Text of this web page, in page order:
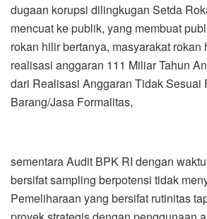
dugaan korupsi dilingkugan Setda
mencuat ke publik, yang membuat
rokan hilir bertanya, masyarakat rokan
realisasi anggaran 111 Miliar Tahun
dari Realisasi Anggaran Tidak Sesuai
Barang/Jasa Formalitas,
sementara Audit BPK RI dengan
bersifat sampling berpotensi tidak
Pemeliharaan yang bersifat rutinitas